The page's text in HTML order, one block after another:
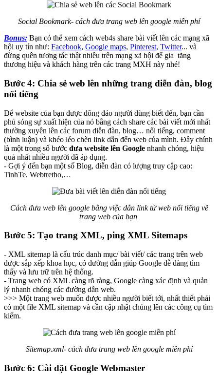
Social Bookmark- cách đưa trang web lên google miễn phí
Bonus: Bạn có thể xem cách web4s share bài viết lên các mạng xã
hội uy tín như: Facebook, Google maps, Pinterest, Twitter... và
đừng quên tương tác thật nhiều trên mạng xã hội để gia tăng
thương hiệu và khách hàng trên các trang MXH này nhé!
Bước 4: Chia sẻ web lên những trang diễn đàn, blog
nổi tiếng
Để website của bạn được đông đảo người dùng biết đến, bạn cần
phủ sóng sự xuất hiện của nó bằng cách share các bài viết mới nhất
thường xuyên lên các forum diễn đàn, blog… nổi tiếng, comment
(bình luận) và khéo léo chèn link dẫn đến web của mình. Đây chính
là một trong số bước đưa website lên Google nhanh chóng, hiệu
quả nhất nhiều người đã áp dụng.
- Gợi ý đến bạn một số Blog, diễn đàn có lượng truy cập cao:
TinhTe, Webtretho,…
Cách đưa web lên google bằng việc dẫn link từ web nổi tiếng về
trang web của bạn
Bước 5: Tạo trang XML, ping XML Sitemaps
- XML sitemap là cấu trúc danh mục/ bài viết/ các trang trên web
được sắp xếp khoa học, có đường dẫn giúp Google dễ dàng tìm
thấy và lưu trữ trên hệ thống.
- Trang web có XML càng rõ ràng, Google càng xác định và quản
lý nhanh chóng các đường dẫn web.
>>> Một trang web muốn được nhiều người biết tới, nhất thiết phải
có một file XML sitemap và cần cập nhật chúng lên các công cụ tìm
kiếm.
Sitemap.xml- cách đưa trang web lên google miễn phí
Bước 6: Cài đặt Google Webmaster